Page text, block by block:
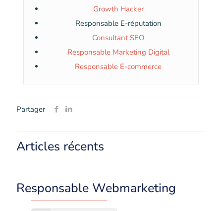
Growth Hacker
Responsable E-réputation
Consultant SEO
Responsable Marketing Digital
Responsable E-commerce
Partager
Articles récents
Responsable Webmarketing